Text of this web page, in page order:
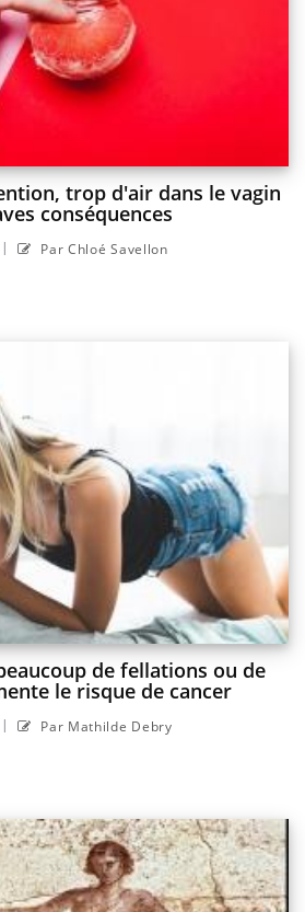
trop d'air dans le vagin
conséquences
| Par Chloé Savellon
de fellations ou de
le risque de cancer
| Par Mathilde Debry